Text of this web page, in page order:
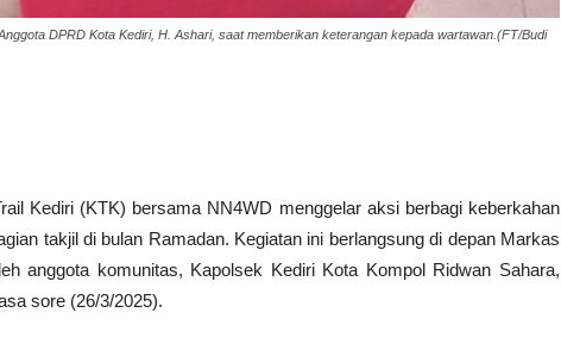
DPRD Kota Kediri, H. Ashari, saat memberikan keterangan kepada wartawan.(FT/Budi
Kediri (KTK) bersama NN4WD menggelar aksi berbagi keberkahan
takjil di bulan Ramadan. Kegiatan ini berlangsung di depan Markas
anggota komunitas, Kapolsek Kediri Kota Kompol Ridwan Sahara,
sore (26/3/2025).